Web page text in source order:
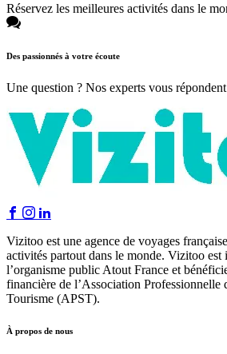
Réservez les meilleures activités dans le
Des passionnés à votre écoute
Une question ? Nos experts vous
Vizitoo est une agence de voyages
activités partout dans le monde. Vizitoo est
l’organisme public Atout France et
financière de l’Association Professionnelle
Tourisme (APST).
À propos de nous